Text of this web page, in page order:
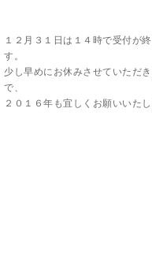
１２月３１日は１４時で受付が
す。
少し早めにお休みさせていただ
で、
２０１６年も宜しくお願いいたし